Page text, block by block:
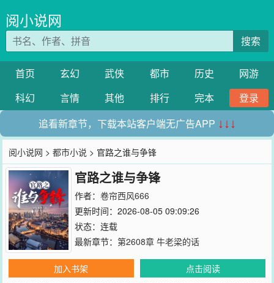
阅小说网
搜索
首页 玄幻 武侠 都市 历史
网游
科幻
言情 其他 排行 完本
登录
追看新章节，下载本站客户端无广告APP ↓↓↓
阅小说网 >都市小说 > 官路之谁与争锋
官路之谁与争锋
作者： 卷帘西风666
更新时间：2026-08-05 09:09:26
状态：连载
最新章节： 第2608章 牛老梁的话
加入书架
点击阅读